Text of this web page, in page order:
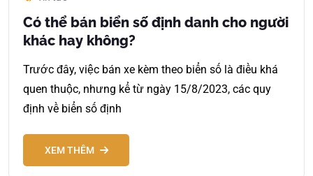
Có thể bán biển số định danh cho người
khác hay không?
Trước đây, việc bán xe kèm theo biển số là điều khá
quen thuộc, nhưng kể từ ngày 15/8/2023, các quy
định về biển số định
XEM THÊM